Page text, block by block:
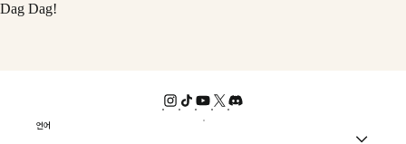
Dag Dag!
언어